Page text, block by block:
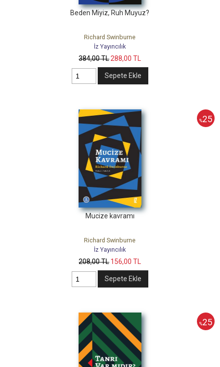
Beden Miyiz, Ruh Muyuz?
Richard Swinburne
İz Yayıncılık
384,00TL288,00 TL
Sepete Ekle
%25
Mucize kavramı
Richard Swinburne
İz Yayıncılık
208,00TL 156,00 TL
Sepete Ekle
%25